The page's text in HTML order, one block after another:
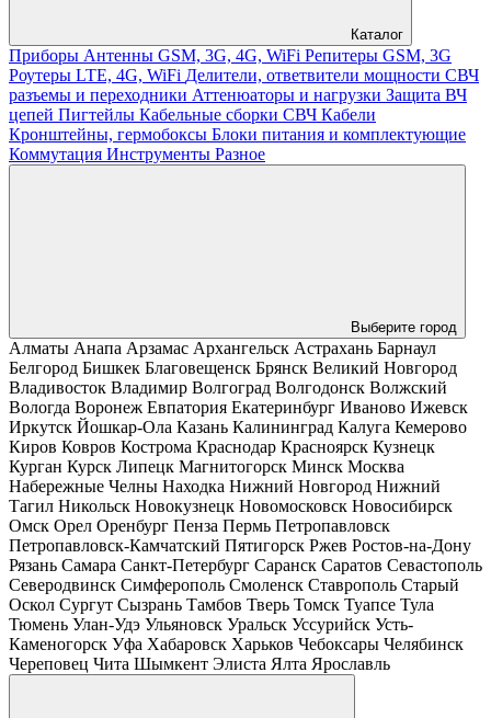
Каталог
Приборы Антенны GSM, 3G, 4G, WiFi Репитеры GSM, 3G
Роутеры LTE, 4G, WiFi Делители, ответвители мощности СВЧ
разъемы и переходники Аттенюаторы и нагрузки Защита ВЧ
цепей Пигтейлы Кабельные сборки СВЧ Кабели
Кронштейны, гермобоксы Блоки питания и комплектующие
Коммутация Инструменты Разное
Выберите город
Алматы Анапа Арзамас Архангельск Астрахань Барнаул
Белгород Бишкек Благовещенск Брянск Великий Новгород
Владивосток Владимир Волгоград Волгодонск Волжский
Вологда Воронеж Евпатория Екатеринбург Иваново Ижевск
Иркутск Йошкар-Ола Казань Калининград Калуга Кемерово
Киров Ковров Кострома Краснодар Красноярск Кузнецк
Курган Курск Липецк Магнитогорск Минск Москва
Набережные Челны Находка Нижний Новгород Нижний
Тагил Никольск Новокузнецк Новомосковск Новосибирск
Омск Орел Оренбург Пенза Пермь Петропавловск
Петропавловск-Камчатский Пятигорск Ржев Ростов-на-Дону
Рязань Самара Санкт-Петербург Саранск Саратов Севастополь
Северодвинск Симферополь Смоленск Ставрополь Старый
Оскол Сургут Сызрань Тамбов Тверь Томск Туапсе Тула
Тюмень Улан-Удэ Ульяновск Уральск Уссурийск Усть-
Каменогорск Уфа Хабаровск Харьков Чебоксары Челябинск
Череповец Чита Шымкент Элиста Ялта Ярославль